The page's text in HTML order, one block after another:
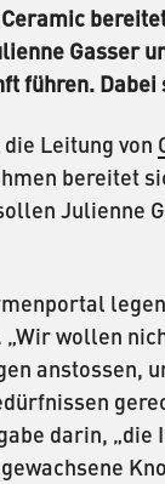
Gasser
führen.
Leitung von
bereitet
Julienne
„Wir wollen
anstossen,
darin,